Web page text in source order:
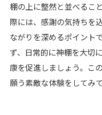
棚の上に整然と並べるこ
際には、感謝の気持ちを
ながりを深めるポイント
ず、日常的に神棚を大切
康を促進しましょう。こ
願う素敵な体験をしてみ